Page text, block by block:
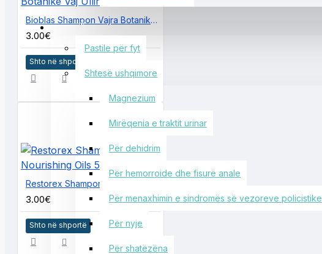
SHËNDETI
Pastile për fyt
Shtesë ushqimore
Magnezium
Mirëqenia e traktit urinar
Për dehidrim
Për hemorroide dhe fisurë anale
Për menaxhimin e sindromës së vezoreve policistike
Për nyje
Për shatëzëna
Bioblas Shampon Vajra Botanike Vaj Ulliri 360ml
3.00€
Shto në shportë
3.00€
Shto në shportë